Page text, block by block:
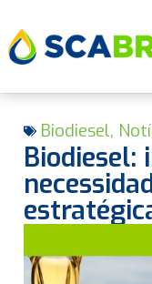
Biodiesel,
Biodiesel: